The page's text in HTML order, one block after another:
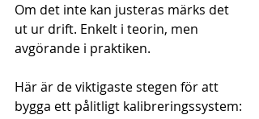
Om det inte kan justeras märks det
ut ur drift. Enkelt i teorin, men
avgörande i praktiken.
Här är de viktigaste stegen för att
bygga ett pålitligt kalibreringssystem: